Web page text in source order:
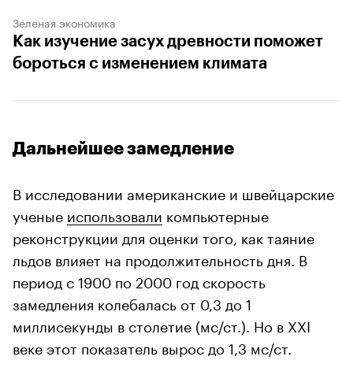
Зеленая экономика
Как изучение засух древности поможет
бороться с изменением климата
Дальнейшее замедление
В исследовании американские и швейцарские
ученые использовали компьютерные
реконструкции для оценки того, как таяние
льдов влияет на продолжительность дня. В
период с 1900 по 2000 год скорость
замедления колебалась от 0,3 до 1
миллисекунды в столетие (мс/ст.). Но в XXI
веке этот показатель вырос до 1,3 мс/ст.